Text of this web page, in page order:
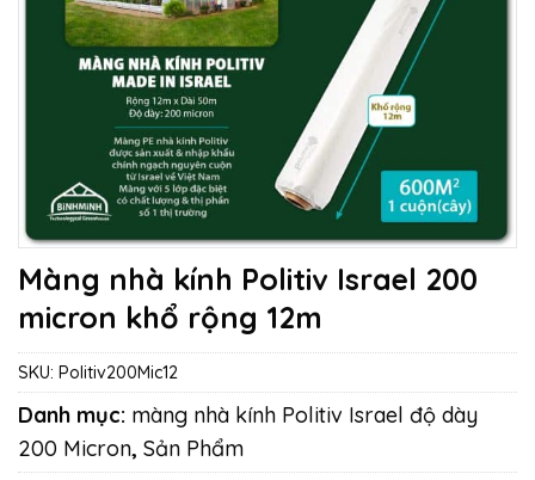
Màng nhà kính Politiv Israel 200
micron khổ rộng 12m
SKU: Politiv200Mic12
Danh mục: màng nhà kính Politiv Israel độ dày
200 Micron, Sản Phẩm